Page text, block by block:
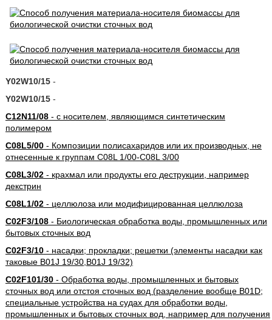
Y02W10/15-
Y02W10/15-
C12N11/08- с носителем, являющимся синтетическим
полимером
C08L5/00- Композиции полисахаридов или их производных, не
отнесенные к группам C08L 1/00-C08L 3/00
C08L3/02- крахмал или продукты его деструкции, например
декстрин
C08L1/02- целлюлоза или модифицированная целлюлоза
C02F3/108- Биологическая обработка воды, промышленных или
бытовых сточных вод
C02F3/10- насадки; прокладки; решетки (элементы насадки как
таковые B01J 19/30,B01J 19/32)
C02F101/30- Обработка воды, промышленных и бытовых
сточных вод или отстоя сточных вод (разделение вообще B01D;
специальные устройства на судах для обработки воды,
промышленных и бытовых сточных вод, например для получения